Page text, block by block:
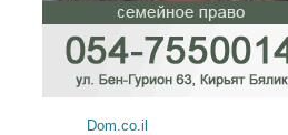
Dom.co.il